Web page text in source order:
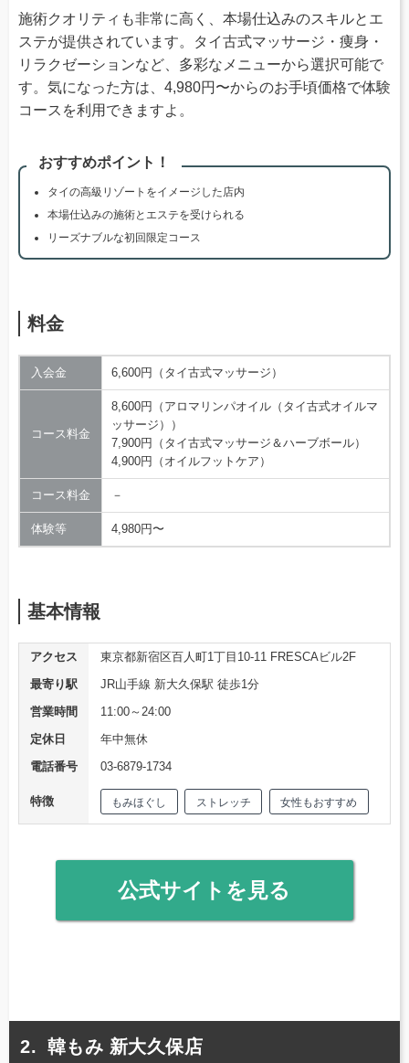
施術クオリティも非常に高く、本場仕込みのスキルとエ
ステが提供されています。タイ古式マッサージ・痩身・
リラクゼーションなど、多彩なメニューから選択可能で
す。気になった方は、4,980円〜からのお手頃価格で体験
コースを利用できますよ。
おすすめポイント！
タイの高級リゾートをイメージした店内
本場仕込みの施術とエステを受けられる
リーズナブルな初回限定コース
料金
入会金 6,600円（タイ古式マッサージ）
コース料金
8,600円（アロマリンパオイル（タイ古式オイルマ
ッサージ））
7,900円（タイ古式マッサージ＆ハーブボール）
4,900円（オイルフットケア）
コース料金 －
体験等 4,980円〜
基本情報
アクセス
東京都新宿区百人町1丁目10-11 FRESCAビル2F
最寄り駅
JR山手線 新大久保駅 徒歩1分
営業時間
11:00～24:00
定休日
年中無休
電話番号
03-6879-1734
特徴 もみほぐし ストレッチ 女性もおすすめ
公式サイトを見る
韓もみ 新大久保店